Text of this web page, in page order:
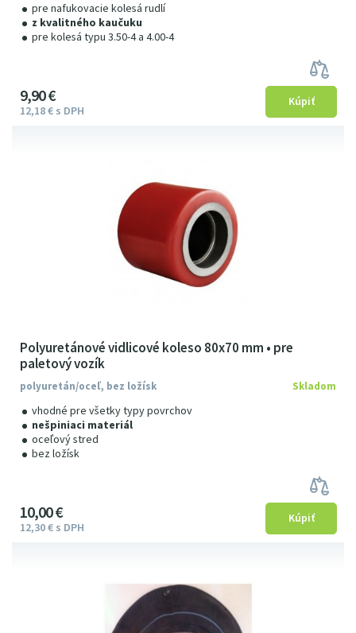
pre nafukovacie kolesá rudlí
z kvalitného kaučuku
pre kolesá typu 3.50-4 a 4.00-4
9 90€
12 18€ s DPH
Polyuretánové vidlicové koleso 80x70 mm • pre
paletový vozík
polyuretán/oceľ, bez ložísk
vhodné pre všetky typy povrchov
nešpiniaci materiál
oceľový stred
bez ložísk
Skladom
10 00€
12 30€ s DPH